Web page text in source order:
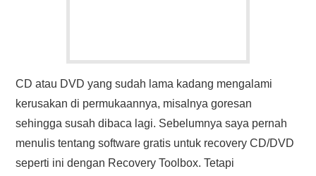
CD atau DVD yang sudah lama kadang mengalami
kerusakan di permukaannya, misalnya goresan
sehingga susah dibaca lagi. Sebelumnya saya pernah
menulis tentang software gratis untuk recovery CD/DVD
seperti ini dengan Recovery Toolbox. Tetapi